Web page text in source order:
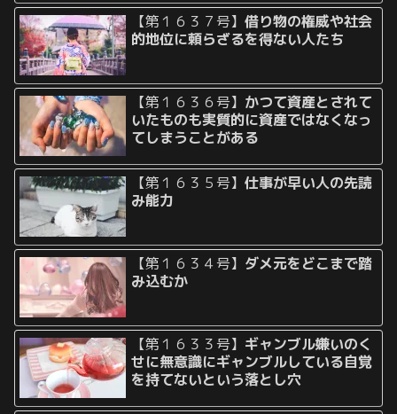
【第１６３７号】借り物の権威や社会
的地位に頼らざるを得ない人たち
【第１６３６号】 かつて資産とされて
いたものも実質的に資産ではなくなっ
てしまうことがある
【第１６３５号】仕事が早い人の先読
み能力
【第１６３４号】 ダメ元をどこまで踏
み込むか
【第１６３３号】 ギャンブル嫌いのく
せに無意識にギャンブルしている自覚
を持てないという落とし穴